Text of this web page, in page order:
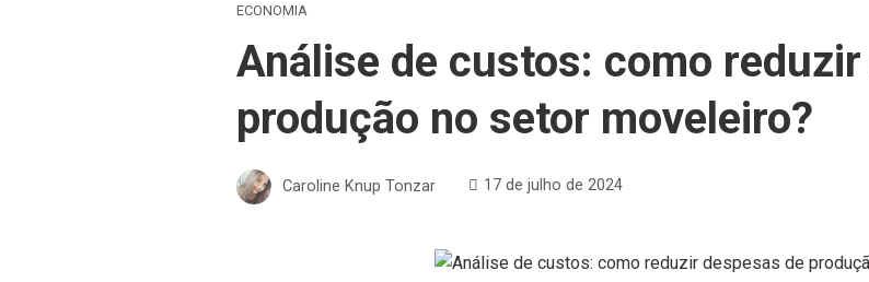
ECONOMIA
Análise de custos: como
produção no setor moveleiro?
Caroline Knup Tonzar 17 de julho de 2024